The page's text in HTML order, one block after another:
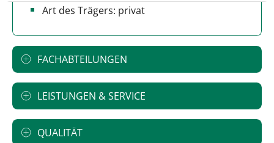
Art des Trägers: privat
FACHABTEILUNGEN
LEISTUNGEN & SERVICE
QUALITÄT